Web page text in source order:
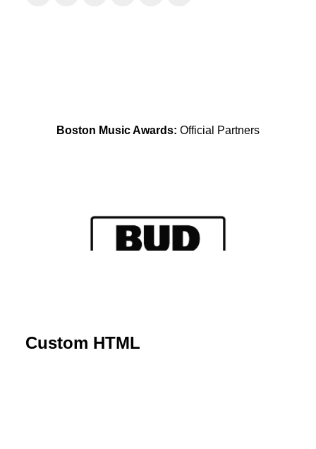
Boston Music Awards: Official Partners
Custom HTML